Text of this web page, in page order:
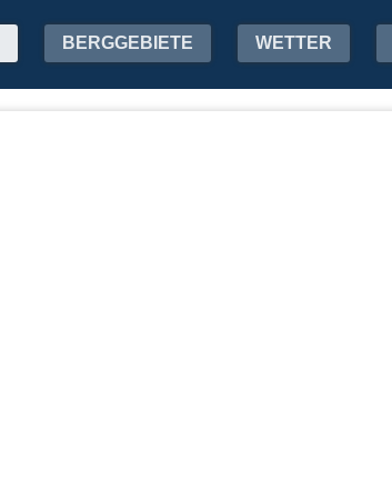
BERGGEBIETE WETTER